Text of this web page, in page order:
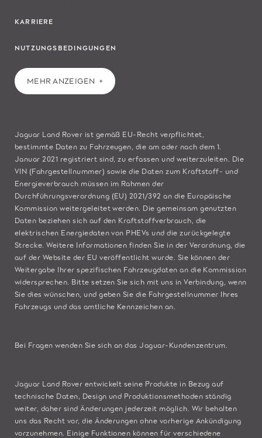
KARRIERE
NUTZUNGSBEDINGUNGEN
MEHR ANZEIGEN
Jaguar Land Rover ist gemäß EU-Recht verpflichtet,
bestimmte Daten zu Fahrzeugen, die am oder nach dem 1.
Januar 2021 registriert sind, zu erfassen und weiterzuleiten. Die
VIN (Fahrgestellnummer) sowie die Daten zum Kraftstoff- und
Energieverbrauch müssen im Rahmen der
Durchführungsverordnung (EU) 2021/392 an die Europäische
Kommission weitergeleitet werden. Die gemeinsam genutzten
Daten beziehen sich auf den Kraftstoffverbrauch, die
elektrischen Energiedaten von PHEVs und die zurückgelegte
Strecke. Weitere Informationen finden Sie in der Verordnung, die
auf der Website der EU veröffentlicht wurde. Sie können der
Weitergabe Ihrer spezifischen Fahrzeugdaten an die Kommission
widersprechen. Bittesetzen Sie sich mit uns in Verbindung , wenn
Sie dies wünschen, und geben Sie die Fahrgestellnummer Ihres
Fahrzeugs und das amtliche Kennzeichen an.
Bei Fragen wenden Sie sich an dasJaguar-Kundenzentrum
Jaguar Land Rover entwickelt seine Produkte in Bezug auf
technische Daten, Design und Produktionsmethoden ständig
weiter, daher sind Änderungen jederzeit möglich. Wir behalten
uns das Recht vor, die Änderungen ohne vorherige Ankündigung
vorzunehmen. Einige Funktionen können für verschiedene